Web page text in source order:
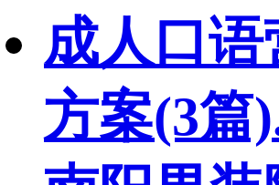
成人口语
方案(3篇